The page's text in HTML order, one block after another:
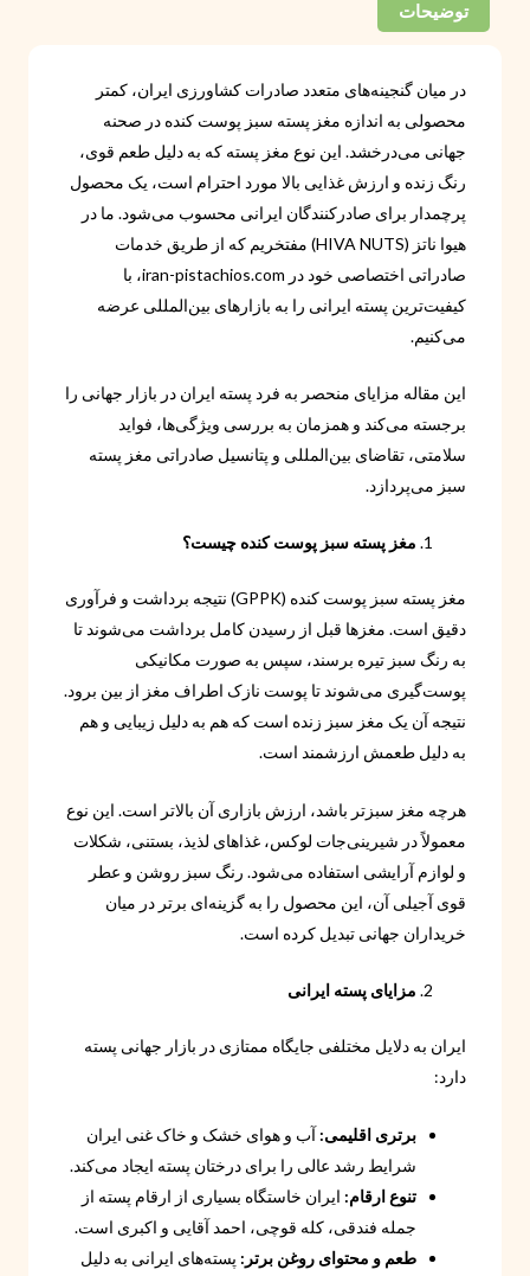
توضیحات
در میان گنجینه‌های متعدد صادرات کشاورزی ایران، کمتر
محصولی به اندازه مغز پسته سبز پوست کنده در صحنه
جهانی می‌درخشد. این نوع مغز پسته که به دلیل طعم قوی،
رنگ زنده و ارزش غذایی بالا مورد احترام است، یک محصول
پرچمدار برای صادرکنندگان ایرانی محسوب می‌شود. ما در
هیوا ناتز (HIVA NUTS) مفتخریم که از طریق خدمات
صادراتی اختصاصی خود در iran-pistachios.com، با
کیفیت‌ترین پسته ایرانی را به بازارهای بین‌المللی عرضه
می‌کنیم.
این مقاله مزایای منحصر به فرد پسته ایران در بازار جهانی را
برجسته می‌کند و همزمان به بررسی ویژگی‌ها، فواید
سلامتی، تقاضای بین‌المللی و پتانسیل صادراتی مغز پسته
سبز می‌پردازد.
مغز پسته سبز پوست کنده چیست؟
مغز پسته سبز پوست کنده (GPPK) نتیجه برداشت و فرآوری
دقیق است. مغزها قبل از رسیدن کامل برداشت می‌شوند تا
به رنگ سبز تیره برسند، سپس به صورت مکانیکی
پوست‌گیری می‌شوند تا پوست نازک اطراف مغز از بین برود.
نتیجه آن یک مغز سبز زنده است که هم به دلیل زیبایی و هم
به دلیل طعمش ارزشمند است.
هرچه مغز سبزتر باشد، ارزش بازاری آن بالاتر است. این نوع
معمولاً در شیرینی‌جات لوکس، غذاهای لذیذ، بستنی، شکلات
و لوازم آرایشی استفاده می‌شود. رنگ سبز روشن و عطر
قوی آجیلی آن، این محصول را به گزینه‌ای برتر در میان
خریداران جهانی تبدیل کرده است.
مزایای پسته ایرانی
ایران به دلایل مختلفی جایگاه ممتازی در بازار جهانی پسته
دارد:
برتری اقلیمی: آب و هوای خشک و خاک غنی ایران
شرایط رشد عالی را برای درختان پسته ایجاد می‌کند.
تنوع ارقام: ایران خاستگاه بسیاری از ارقام پسته از
جمله فندقی، کله قوچی، احمد آقایی و اکبری است.
طعم و محتوای روغن برتر: پسته‌های ایرانی به دلیل